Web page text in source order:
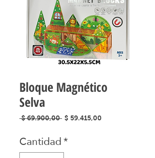
Bloque Magnético
Selva
$ 69.900,00 Precio
$ 59.415,00
Cantidad*